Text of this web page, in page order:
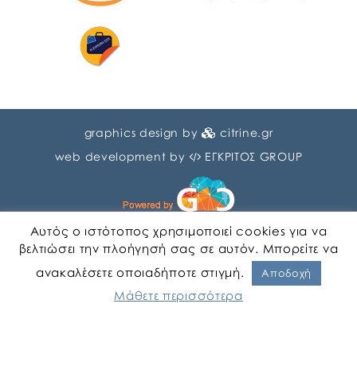
graphics design by
citrine.gr
web development by
ΕΓΚΡΙΤΟΣ GROUP
Αυτός ο ιστότοπος χρησιμοποιεί cookies για να
βελτιώσει την πλοήγησή σας σε αυτόν. Μπορείτε να
ανακαλέσετε οποιαδήποτε στιγμή.
Αποδοχή
Μάθετε περισσότερα
Αγγλικα Ελληνικα